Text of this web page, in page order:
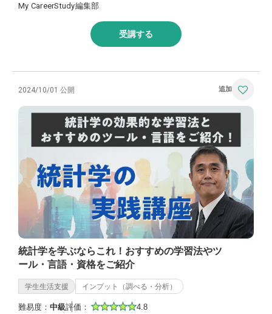
My CareerStudy編集部
受講する
2024/10/01 公開
統計学を学ぶならこれ！おすすめの学習法やツ
ール・言語・資格をご紹介
学生生活支援 インプット（調べる・分析）
難易度： 中級評価： 4.8